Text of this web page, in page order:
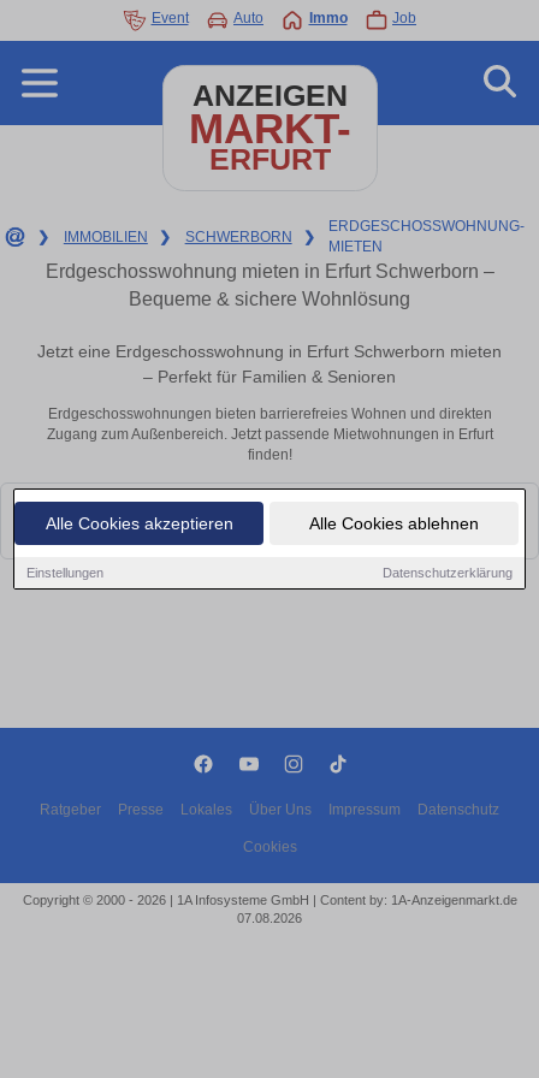
Alle Cookies akzeptieren Alle Cookies ablehnen
Einstellungen Datenschutzerklärung
Event Auto Immo Job
ANZEIGEN
MARKT-
ERFURT
❯ IMMOBILIEN ❯ SCHWERBORN ❯
ERDGESCHOSSWOHNUNG-
MIETEN
Erdgeschosswohnung mieten in Erfurt Schwerborn –
Bequeme & sichere Wohnlösung
Jetzt eine Erdgeschosswohnung in Erfurt Schwerborn mieten
– Perfekt für Familien & Senioren
Erdgeschosswohnungen bieten barrierefreies Wohnen und direkten
Zugang zum Außenbereich. Jetzt passende Mietwohnungen in Erfurt
finden!
Leider konnten wir derzeit keine passenden Objekte finden. Schauen Sie
bald wieder vorbei!
Ratgeber Presse Lokales Über Uns Impressum Datenschutz
Cookies
Copyright © 2000 - 2026 | 1A Infosysteme GmbH | Content by: 1A-Anzeigenmarkt.de
07.08.2026